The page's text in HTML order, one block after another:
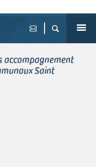
accompagnement
Saint